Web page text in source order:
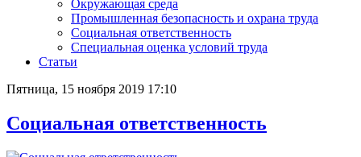
Окружающая среда
Промышленная безопасность и охрана труда
Социальная ответственность
Специальная оценка условий труда
Статьи
Пятница, 15 ноября 2019 17:10
Социальная ответственность